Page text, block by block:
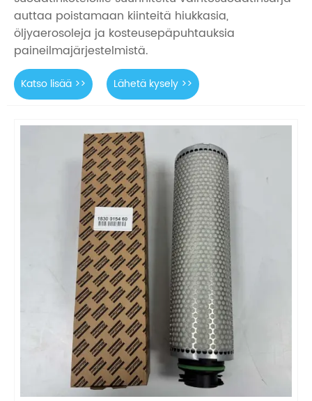
auttaa poistamaan kiinteitä hiukkasia,
öljyaerosoleja ja kosteusepäpuhtauksia
paineilmajärjestelmistä.
Katso lisää >> Lähetä kysely >>